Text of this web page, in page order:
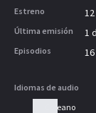
Estreno
Última emisión 1
Episodios
Idiomas de audio
Coreano